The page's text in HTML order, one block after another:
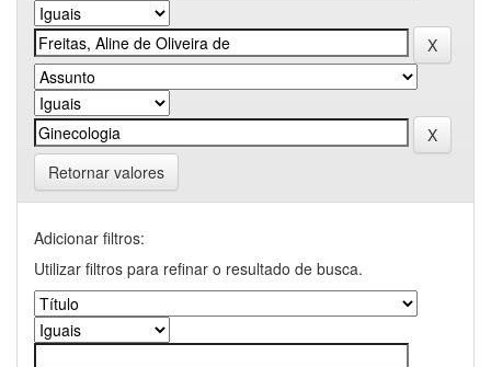
Retornar valores
Adicionar filtros:
Utilizar filtros para refinar o resultado de busca.